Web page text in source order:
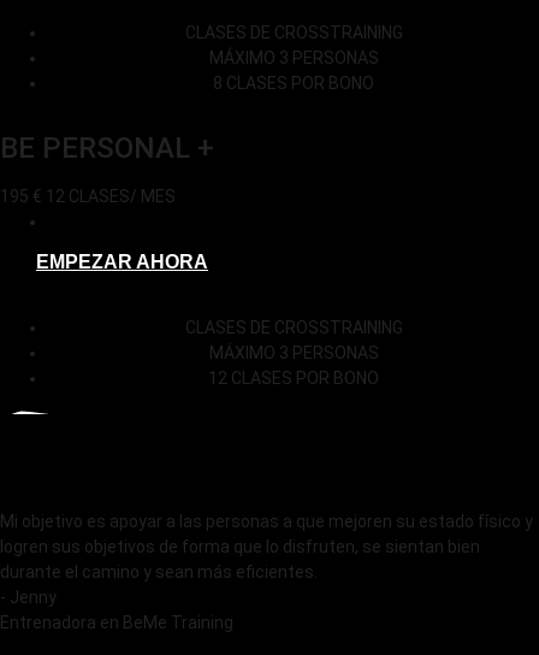
CLASES DE CROSSTRAINING
MÁXIMO 3 PERSONAS
8 CLASES POR BONO
BE PERSONAL +
195 € 12 CLASES/ MES
EMPEZAR AHORA
CLASES DE CROSSTRAINING
MÁXIMO 3 PERSONAS
12 CLASES POR BONO
Mi objetivo es apoyar a las personas a que mejoren su estado físico y
logren sus objetivos de forma que lo disfruten, se sientan bien
durante el camino y sean más eficientes.
- Jenny
Entrenadora en BeMe Training